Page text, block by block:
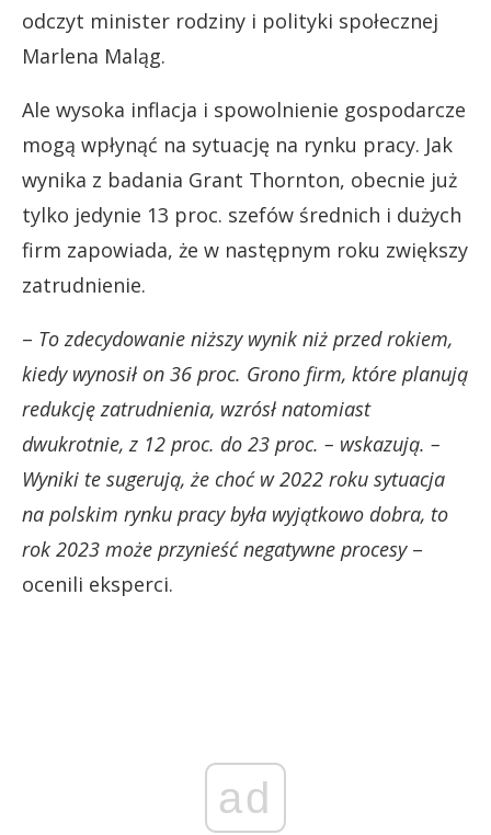
odczyt minister rodziny i polityki społecznej
Marlena Maląg.
Ale wysoka inflacja i spowolnienie gospodarcze
mogą wpłynąć na sytuację na rynku pracy. Jak
wynika z badania Grant Thornton, obecnie już
tylko jedynie 13 proc. szefów średnich i dużych
firm zapowiada, że w następnym roku zwiększy
zatrudnienie.
– To zdecydowanie niższy wynik niż przed rokiem,
kiedy wynosił on 36 proc. Grono firm, które planują
redukcję zatrudnienia, wzrósł natomiast
dwukrotnie, z 12 proc. do 23 proc. – wskazują. –
Wyniki te sugerują, że choć w 2022 roku sytuacja
na polskim rynku pracy była wyjątkowo dobra, to
rok 2023 może przynieść negatywne procesy–
ocenili eksperci.
ad